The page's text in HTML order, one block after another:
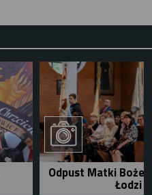
Odpust Matki Bożej
Łodzi